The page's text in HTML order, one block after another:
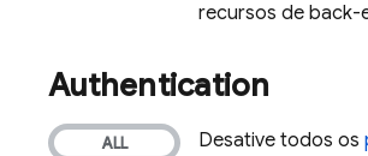
recursos de back-
Authentication
Desative todos os